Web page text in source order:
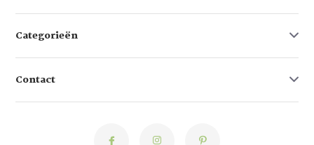
Categorieën
Contact